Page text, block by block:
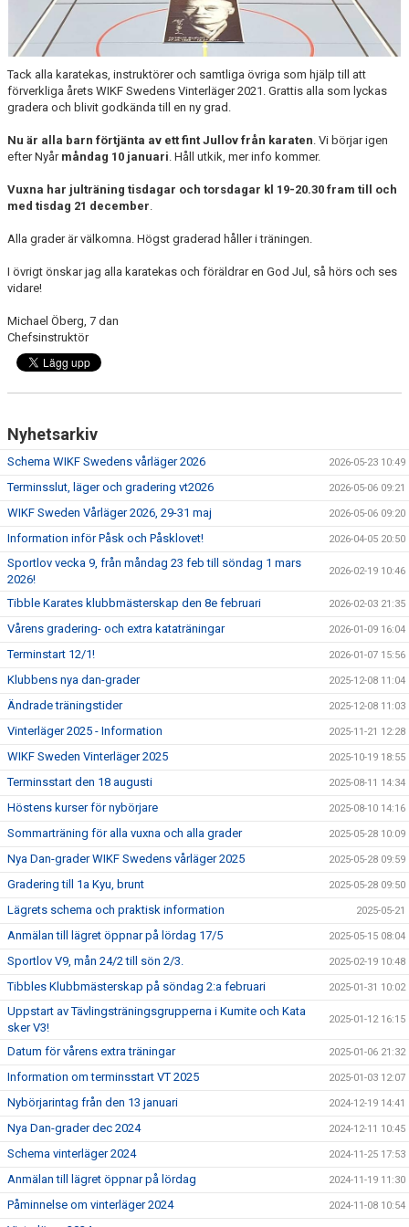
Tack alla karatekas, instruktörer och samtliga övriga som hjälp till att
förverkliga årets WIKF Swedens Vinterläger 2021. Grattis alla som lyckas
gradera och blivit godkända till en ny grad.
Nu är alla barn förtjänta av ett fint Jullov från karaten . Vi börjar igen
efter Nyår måndag 10 januari . Håll utkik, mer info kommer.
Vuxna har julträning tisdagar och torsdagar kl 19-20.30 fram till och
med tisdag 21 december
Alla grader är välkomna. Högst graderad håller i träningen.
I övrigt önskar jag alla karatekas och föräldrar en God Jul, så hörs och ses
vidare!
Michael Öberg, 7 dan
Chefsinstruktör
Nyhetsarkiv
Schema WIKF Swedens vårläger 2026 2026-05-23 10:49
Terminsslut, läger och gradering vt2026 2026-05-06 09:21
WIKF Sweden Vårläger 2026, 29-31 maj 2026-05-06 09:20
Information inför Påsk och Påsklovet! 2026-04-05 20:50
Sportlov vecka 9, från måndag 23 feb till söndag 1 mars
2026!
2026-02-19 10:46
Tibble Karates klubbmästerskap den 8e februari 2026-02-03 21:35
Vårens gradering- och extra kataträningar 2026-01-09 16:04
Terminstart 12/1! 2026-01-07 15:56
Klubbens nya dan-grader 2025-12-08 11:04
Ändrade träningstider 2025-12-08 11:03
Vinterläger 2025 - Information 2025-11-21 12:28
WIKF Sweden Vinterläger 2025 2025-10-19 18:55
Terminsstart den 18 augusti 2025-08-11 14:34
Höstens kurser för nybörjare 2025-08-10 14:16
Sommarträning för alla vuxna och alla grader 2025-05-28 10:09
Nya Dan-grader WIKF Swedens vårläger 2025 2025-05-28 09:59
Gradering till 1a Kyu, brunt 2025-05-28 09:50
Lägrets schema och praktisk information 2025-05-21
Anmälan till lägret öppnar på lördag 17/5 2025-05-15 08:04
Sportlov V9, mån 24/2 till sön 2/3. 2025-02-19 10:48
Tibbles Klubbmästerskap på söndag 2:a februari 2025-01-31 10:02
Uppstart av Tävlingsträningsgrupperna i Kumite och Kata
sker V3!
2025-01-12 16:15
Datum för vårens extra träningar 2025-01-06 21:32
Information om terminsstart VT 2025 2025-01-03 12:07
Nybörjarintag från den 13 januari 2024-12-19 14:41
Nya Dan-grader dec 2024 2024-12-11 10:45
Schema vinterläger 2024 2024-11-25 17:53
Anmälan till lägret öppnar på lördag 2024-11-19 11:30
Påminnelse om vinterläger 2024 2024-11-08 10:54